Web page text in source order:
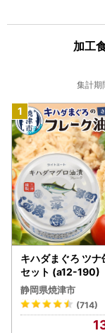
加工
集計期
キハダまぐろ ツ
セット (a12-190)
静岡県焼津市
(714)